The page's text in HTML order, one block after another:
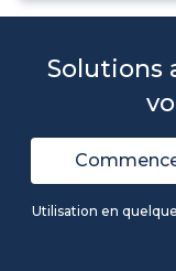
Solutions
Utilisation en